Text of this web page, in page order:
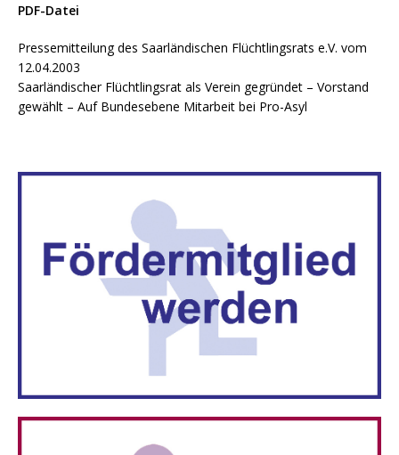
PDF-Datei
Pressemitteilung des Saarländischen Flüchtlingsrats e.V. vom
12.04.2003
Saarländischer Flüchtlingsrat als Verein gegründet – Vorstand
gewählt – Auf Bundesebene Mitarbeit bei Pro-Asyl